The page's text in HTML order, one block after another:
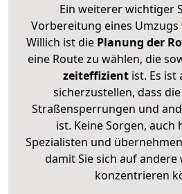
Ein weiterer wichtiger
Vorbereitung eines Umzugs
Willich ist diePlanung der
eine Route zu wählen, die
zeiteffizientist. Es ist
sicherzustellen, dass
Straßensperrungen und
ist. Keine Sorgen, auch
Spezialisten und
damit Sie sich auf andere
konzentrieren